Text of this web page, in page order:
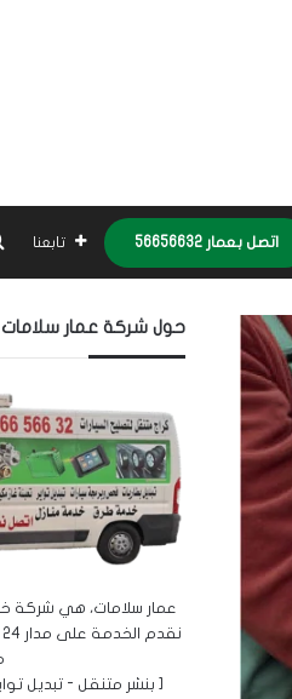
اتصل بعمار 56656632 تابعنا
حول شركة عمار سلامات
عمار سلامات، هي شركة
[ بنشر متنقل - تبديل